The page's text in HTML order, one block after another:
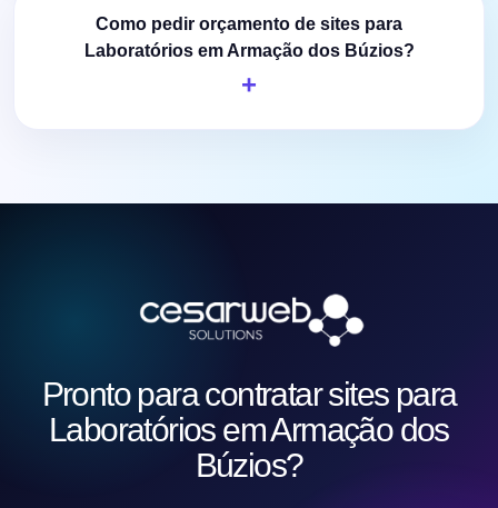
Como pedir orçamento de sites para
Laboratórios em Armação dos Búzios?
Pronto para contratar sites para
Laboratórios em Armação dos
Búzios?